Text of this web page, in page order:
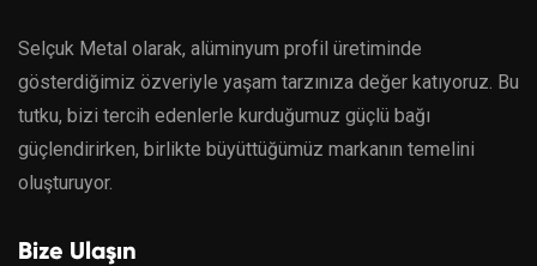
Selçuk Metal olarak, alüminyum profil üretiminde
gösterdiğimiz özveriyle yaşam tarzınıza değer katıyoruz. Bu
tutku, bizi tercih edenlerle kurduğumuz güçlü bağı
güçlendirirken, birlikte büyüttüğümüz markanın temelini
oluşturuyor.
Bize Ulaşın